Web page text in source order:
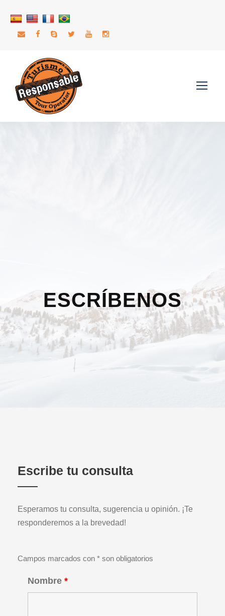
ESCRÍBENOS
Escribe tu consulta
Esperamos tu consulta, sugerencia u opinión. ¡Te
responderemos a la brevedad!
Campos marcados con * son obligatorios
Nombre *